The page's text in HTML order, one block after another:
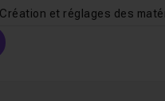
et réglages des